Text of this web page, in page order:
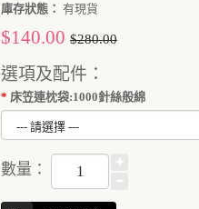
庫存狀態： 有現貨
$140.00 $280.00
選項及配件：
床笠連枕袋:1000針絲般綿
數量：